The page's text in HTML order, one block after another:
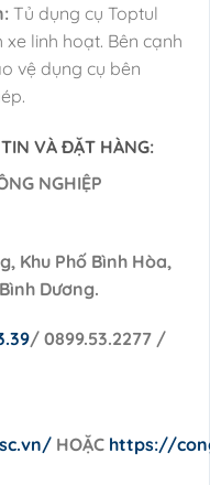
Tủ dụng cụ Toptul
linh hoạt. Bên cạnh
vệ dụng cụ bên
VÀ ĐẶT HÀNG:
NGHIỆP
Khu Phố Bình Hòa,
Dương.
/ 0899.53.2277 /
HOẶC https://